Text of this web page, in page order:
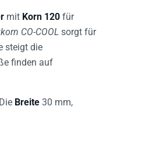
mit Korn 120 für
CO-COOL sorgt für
steigt die
finden auf
Breite 30 mm,